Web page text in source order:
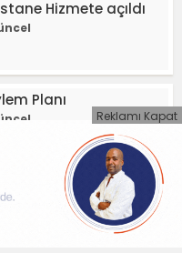
Hizmete açıldı
Planı
Reklamı Kapat